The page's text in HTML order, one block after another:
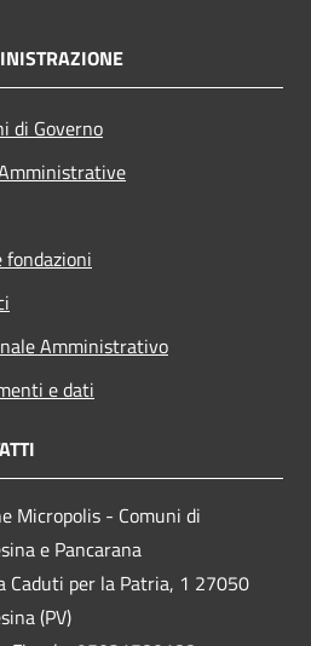
di Governo
fondazioni
Amministrativo
e dati
Micropolis - Comuni di
e Pancarana
Caduti per la Patria, 1 27050
(PV)